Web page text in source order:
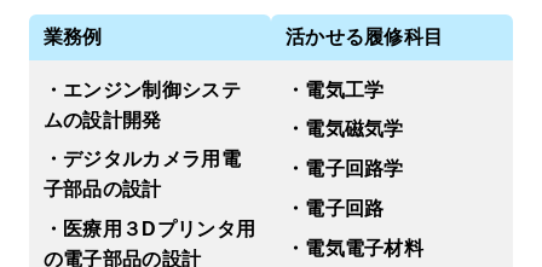
業務例
・エンジン制御システ
ムの設計開発
・デジタルカメラ⽤電
⼦部品の設計
・医療⽤３Dプリンタ⽤
の電⼦部品の設計
活かせる履修科目
・電気工学
・電気磁気学
・電子回路学
・電子回路
・電気電子材料